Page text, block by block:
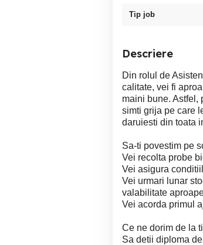
Tip job
Descriere
Din rolul de
calitate, vei fi
maini bune. Astfel,
simti grija pe care
daruiesti din toata
Sa-ti povestim pe
Vei recolta probe
Vei asigura
Vei urmari lunar
valabilitate
Vei acorda primul
Ce ne dorim de la
Sa detii diploma